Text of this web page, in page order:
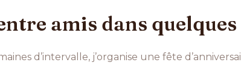
amis dans
d’intervalle, j’organise une fête